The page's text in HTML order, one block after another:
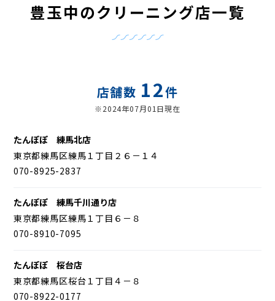
豊玉中のクリーニング店一覧
店舗数 12件
※2024年07月01日現在
たんぽぽ 練馬北店
東京都練馬区練馬１丁目２６－１４
070-8925-2837
たんぽぽ 練馬千川通り店
東京都練馬区練馬１丁目６－８
070-8910-7095
たんぽぽ 桜台店
東京都練馬区桜台１丁目４－８
070-8922-0177